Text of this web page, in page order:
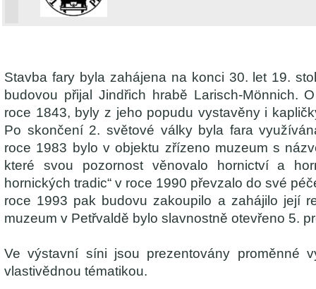
Stavba fary byla zahájena na konci 30. let 19.
budovou přijal Jindřich hrabě Larisch-Mönnich.
roce 1843, byly z jeho popudu vystavěny i
Po skončení 2. světové války byla fara
roce 1983 bylo v objektu zřízeno muzeum s
které svou pozornost věnovalo hornictví a
hornických tradic“ v roce 1990 převzalo do své
roce 1993 pak budovu zakoupilo a zahájilo její
muzeum v Petřvaldě bylo slavnostně otevřeno 5.
Ve výstavní síni jsou prezentovány proměnné
vlastivědnou tématikou.